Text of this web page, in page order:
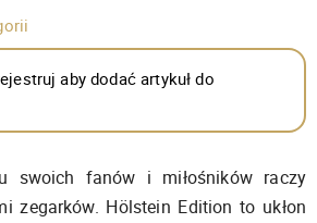
aby dodać artykuł do
swoich fanów i miłośników raczy
zegarków. Hölstein Edition to ukłon